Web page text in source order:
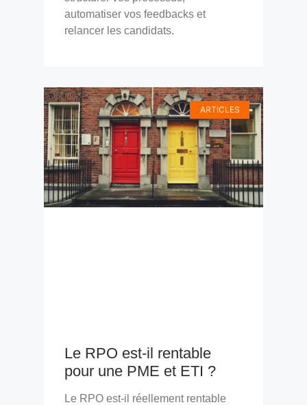
automatiser vos feedbacks et
relancer les candidats.
ARTICLES
Le RPO est-il rentable
pour une PME et ETI ?
Le RPO est-il réellement rentable